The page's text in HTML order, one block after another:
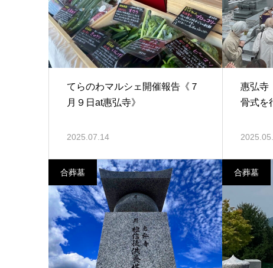
てらのわマルシェ開催報告《７
月９日at惠弘寺》
2025.07.14
惠弘寺
骨式を
合葬墓 合葬墓